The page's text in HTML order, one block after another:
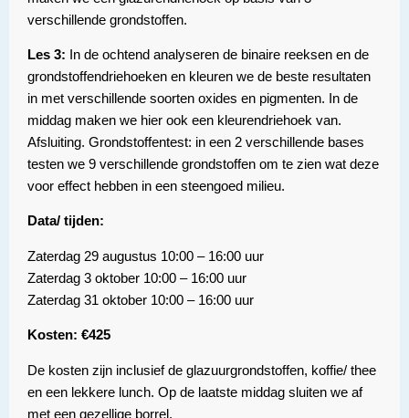
verschillende grondstoffen.
Les 3: In de ochtend analyseren de binaire reeksen en de
grondstoffendriehoeken en kleuren we de beste resultaten
in met verschillende soorten oxides en pigmenten. In de
middag maken we hier ook een kleurendriehoek van.
Afsluiting. Grondstoffentest: in een 2 verschillende bases
testen we 9 verschillende grondstoffen om te zien wat deze
voor effect hebben in een steengoed milieu.
Data/ tijden:
Zaterdag 29 augustus 10:00 – 16:00 uur
Zaterdag 3 oktober 10:00 – 16:00 uur
Zaterdag 31 oktober 10:00 – 16:00 uur
Kosten: €425
De kosten zijn inclusief de glazuurgrondstoffen, koffie/ thee
en een lekkere lunch. Op de laatste middag sluiten we af
met een gezellige borrel.